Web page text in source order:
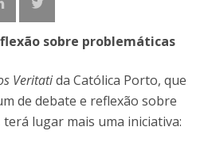
sobre problemáticas
Veritatida Católica Porto, que
de debate e reflexão sobre
lugar mais uma iniciativa: